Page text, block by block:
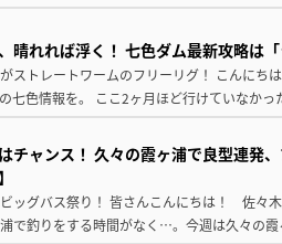
晴れれば浮く！ 七色ダム最新攻略は
ストレートワームのフリーリグ！ こんに
七色情報を。 ここ2ヶ月ほど行けていなか
チャンス！ 久々の霞ヶ浦で良型連発
ッグバス祭り！ 皆さんこんにちは！ 佐々
で釣りをする時間がなく…。今週は久々の